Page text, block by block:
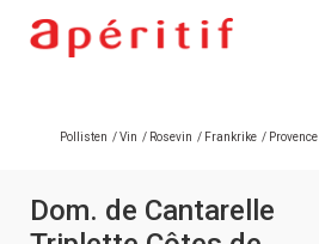
Pollisten /Vin / Rosevin / Frankrike / Provence
Dom. de Cantarelle